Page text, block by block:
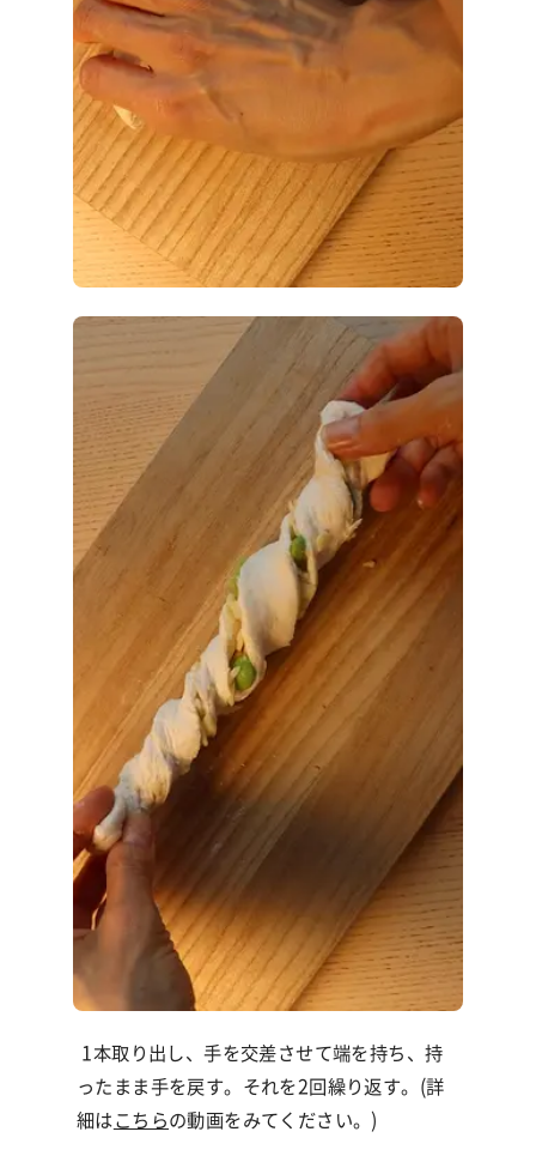
1本取り出し、手を交差させて端を持ち、持
ったまま手を戻す。それを2回繰り返す。(詳
細は こちらの動画をみてください。)